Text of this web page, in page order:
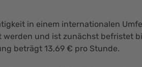
in einem internationalen
und ist zunächst befristet
beträgt 13,69 € pro Stunde.